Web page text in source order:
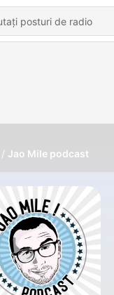
Jao Mile podcast